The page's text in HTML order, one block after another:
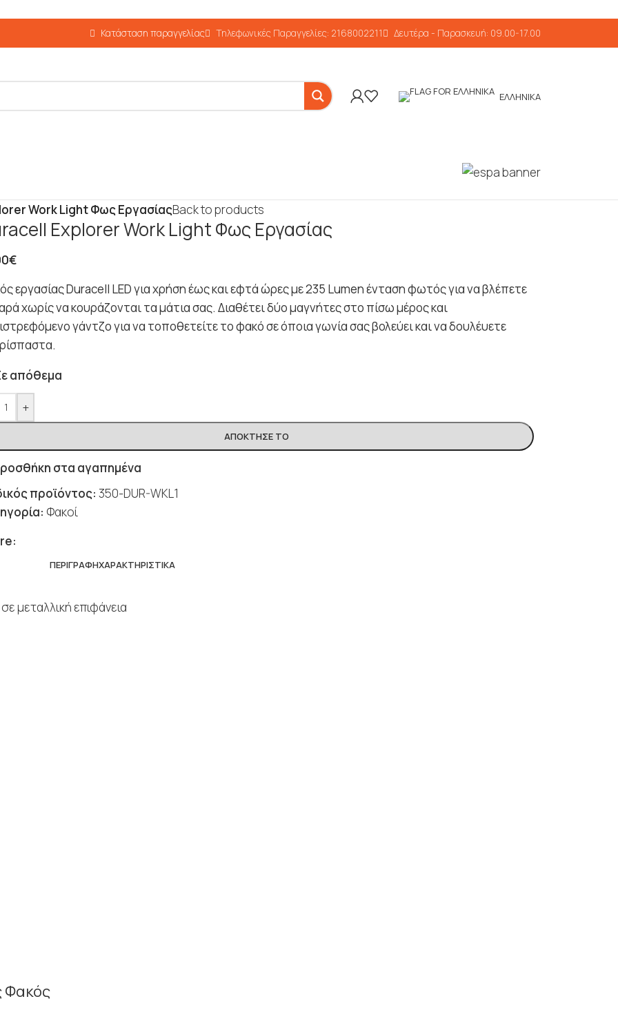
Κατάσταση παραγγελίας Τηλεφωνικές Παραγγελίες: 2168002211 Δευτέρα - Παρασκευή: 09.00-17.00
ΕΛΛΗΝΙΚΆ
Work Light Φως ΕργασίαςBack to products
Explorer Work Light Φως Εργασίας
€
εργασίας Duracell LED για χρήση έως και εφτά ώρες με 235 Lumen ένταση φωτός για να βλέπετε
χωρίς να κουράζονται τα μάτια σας. Διαθέτει δύο μαγνήτες στο πίσω μέρος και
γάντζο για να τοποθετείτε το φακό σε όποια γωνία σας βολεύει και να δουλέυετε
απόθεμα
+
ΑΠΌΚΤΗΣΈ ΤΟ
στα αγαπημένα
προϊόντος:350-DUR-WKL1
Φακοί
ΠΕΡΙΓΡΑΦΉΧΑΡΑΚΤΗΡΙΣΤΙΚΆ
μεταλλική επιφάνεια
Φακός